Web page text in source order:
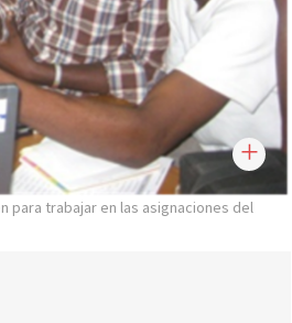
para trabajar en las asignaciones del